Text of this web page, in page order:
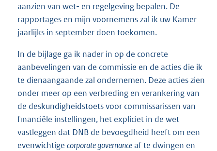
aanzien van wet- en regelgeving bepalen. De
rapportages en mijn voornemens zal ik uw Kamer
jaarlijks in september doen toekomen.
In de bijlage ga ik nader in op de concrete
aanbevelingen van de commissie en de acties die ik
te dienaangaande zal ondernemen. Deze acties zien
onder meer op een verbreding en verankering van
de deskundigheidstoets voor commissarissen van
financiële instellingen, het expliciet in de wet
vastleggen dat DNB de bevoegdheid heeft om een
evenwichtige corporate governanceaf te dwingen en